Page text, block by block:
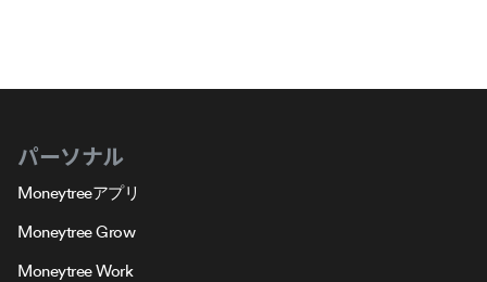
パーソナル
Moneytreeアプリ
Moneytree Grow
Moneytree Work